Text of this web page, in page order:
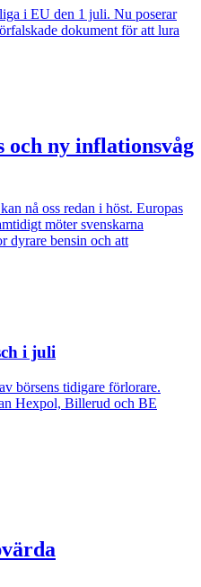
i EU den 1 juli. Nu poserar
dokument för att lura
ny inflationsvåg
nå oss redan i höst. Europas
möter svenskarna
dyrare bensin och att
i juli
börsens tidigare förlorare.
Hexpol, Billerud och BE